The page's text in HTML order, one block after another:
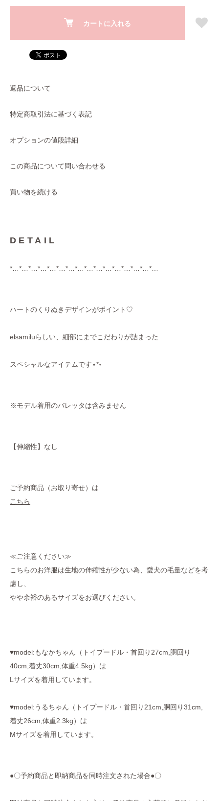
カートに入れる
返品について
特定商取引法に基づく表記
オプションの値段詳細
この商品について問い合わせる
買い物を続ける
DETAIL
*…*…*…*…*…*…*…*…*…*…*…*…*…*…*…*…
ハートのくりぬきデザインがポイント♡
elsamiluらしい、細部にまでこだわりが詰まった
スペシャルなアイテムです⋆*॰
※モデル着用のバレッタは含みません
【伸縮性】なし
ご予約商品（お取り寄せ）は
こちら
≪ご注意ください≫
こちらのお洋服は生地の伸縮性が少ない為、愛犬の毛量などを考
慮し、
やや余裕のあるサイズをお選びください。
♥model:もなかちゃん（トイプードル・首回り27cm,胴回り
40cm,着丈30cm,体重4.5kg）は
Lサイズを着用しています。
♥model:うるちゃん（トイプードル・首回り21cm,胴回り31cm,
着丈26cm,体重2.3kg）は
Mサイズを着用しています。
●〇予約商品と即納商品を同時注文された場合●〇